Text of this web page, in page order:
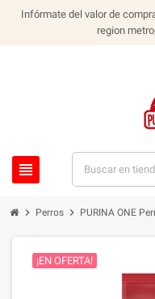
Infórmate del valor de
region
view_headline
chevron_right Perros chevron_right PURINA ONE
¡EN OFERTA!